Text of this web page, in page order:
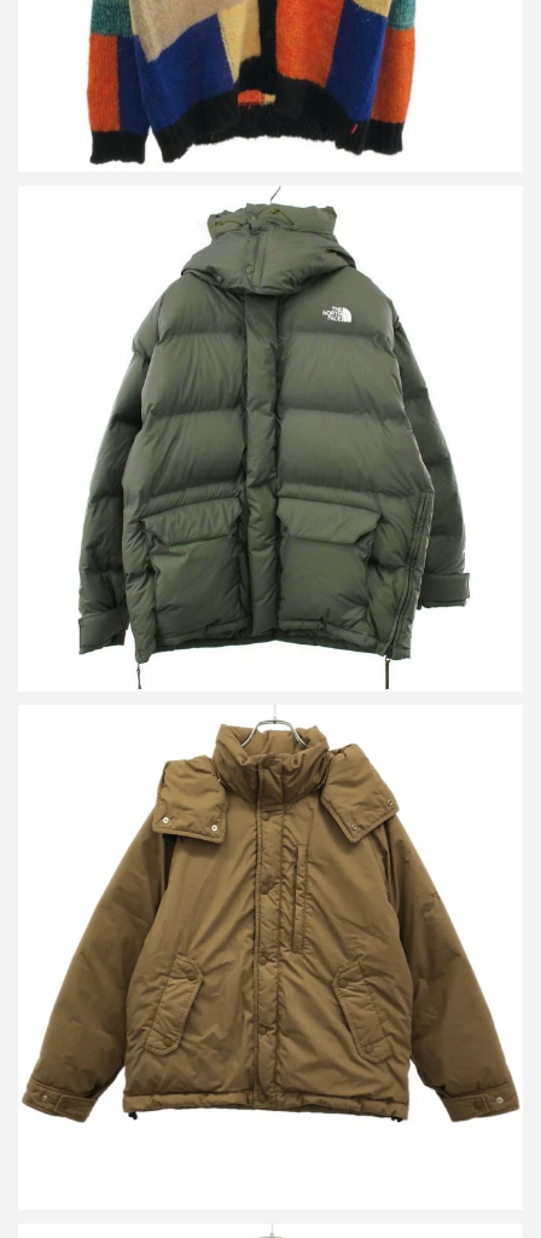
ザ ノースフェイス×ハイク 19AW GORE-TEX WS BIG DOWN
JACKET OLIVE ダウンジャケット ND991HY
買取金額36,000円
詳しく見る
ザ ノースフェイス パープルレーベル JOURNAL STANDARD 別注
マウンテンショートダウンジャケット ND2279N
買取金額14,400円
詳しく見る